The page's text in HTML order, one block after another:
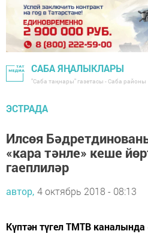
САБА ЯҢАЛЫКЛАРЫ
"Саба таңнары" газетасы - Саба районы
ЭСТРАДА
Илсөя
«кара тәнле» кеше
гаеплиләр
автор, 4 октябрь 2018 - 08:13
Күптән түгел ТМТВ